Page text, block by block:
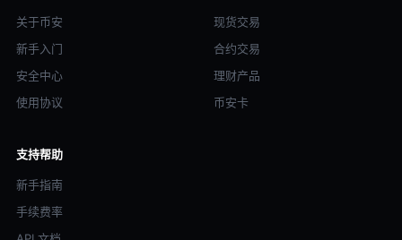
关于币安
新手入门
安全中心
使用协议
现货交易
合约交易
理财产品
币安卡
支持帮助
新手指南
手续费率